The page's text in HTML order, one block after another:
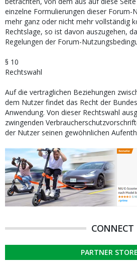
einzelne Formulierungen dieser Forum-
mehr ganz oder nicht mehr vollständig
Rechtslage, so ist davon auszugehen,
Regelungen der Forum-
§ 10
Rechtswahl
Auf die vertraglichen Beziehungen
dem Nutzer findet das Recht der
Anwendung. Von dieser Rechtswahl
zwingenden
der Nutzer seinen gewöhnlichen
CONNECT
PARTNER